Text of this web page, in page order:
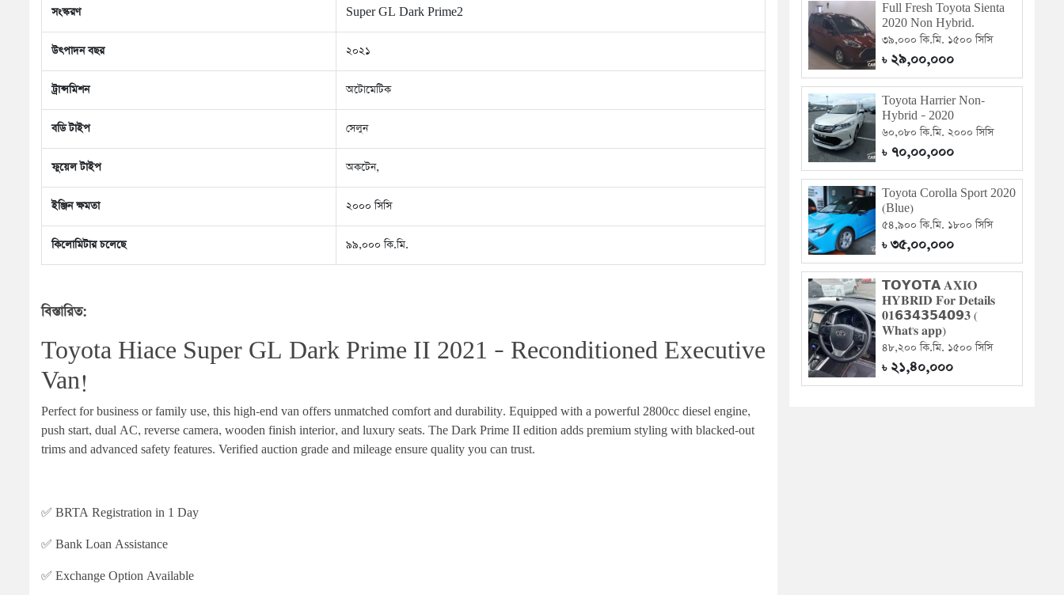
সংস্করণ Super GL Dark Prime2
উৎপাদন বছর ২০২১
ট্রান্সমিশন অটোমেটিক
বডি টাইপ সেলুন
ফুয়েল টাইপ অকটেন,
ইঞ্জিন ক্ষমতা ২০০০ সিসি
কিলোমিটার চলেছে ৯৯,০০০ কি.মি.
বিস্তারিত:
Toyota Hiace Super GL Dark Prime II 2021 – Reconditioned Executive
Van!
Perfect for business or family use, this high-end van offers unmatched comfort and durability. Equipped with a powerful 2800cc diesel engine,
push start, dual AC, reverse camera, wooden finish interior, and luxury seats. The Dark Prime II edition adds premium styling with blacked-out
trims and advanced safety features. Verified auction grade and mileage ensure quality you can trust.
✅ BRTA Registration in 1 Day
✅ Bank Loan Assistance
✅ Exchange Option Available
Full Fresh Toyota Sienta
2020 Non Hybrid.
৩৯,০০০ কি.মি. ১৫০০ সিসি
৳২৯,০০,০০০
Toyota Harrier Non-
Hybrid – 2020
৬০,০৮০ কি.মি. ২০০০ সিসি
৳৭০,০০,০০০
Toyota Corolla Sport 2020
(Blue)
৫৪,৯০০ কি.মি. ১৮০০ সিসি
৳৩৫,০০,০০০
𝗧𝗢𝗬𝗢𝗧𝗔 𝐀𝐗𝐈𝐎
𝐇𝐘𝐁𝐑𝐈𝐃 𝐅𝐨𝐫 𝐃𝐞𝐭𝐚𝐢𝐥𝐬
𝟎𝟏𝟲𝟯𝟰𝟯𝟱𝟰𝟬𝟵𝟑 (
𝐖𝐡𝐚𝐭'𝐬 𝐚𝐩𝐩)
৪৮,২০০ কি.মি. ১৫০০ সিসি
৳২১,৪০,০০০